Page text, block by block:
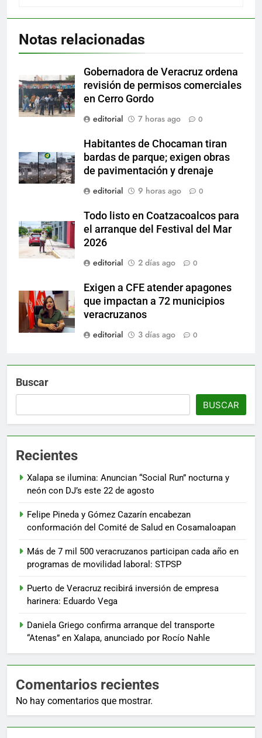
Notas relacionadas
Gobernadora de Veracruz ordena
revisión de permisos comerciales
en Cerro Gordo
editorial
7 horas ago 0
Habitantes de Chocaman tiran
bardas de parque; exigen obras
de pavimentación y drenaje
editorial
9 horas ago 0
Todo listo en Coatzacoalcos para
el arranque del Festival del Mar
2026
editorial
2 días ago 0
Exigen a CFE atender apagones
que impactan a 72 municipios
veracruzanos
editorial
3 días ago 0
Buscar
BUSCAR
Recientes
Xalapa se ilumina: Anuncian “Social Run” nocturna y
neón con DJ’s este 22 de agosto
Felipe Pineda y Gómez Cazarín encabezan
conformación del Comité de Salud en Cosamaloapan
Más de 7 mil 500 veracruzanos participan cada año en
programas de movilidad laboral: STPSP
Puerto de Veracruz recibirá inversión de empresa
harinera: Eduardo Vega
Daniela Griego confirma arranque del transporte
“Atenas” en Xalapa, anunciado por Rocío Nahle
Comentarios recientes
No hay comentarios que mostrar.